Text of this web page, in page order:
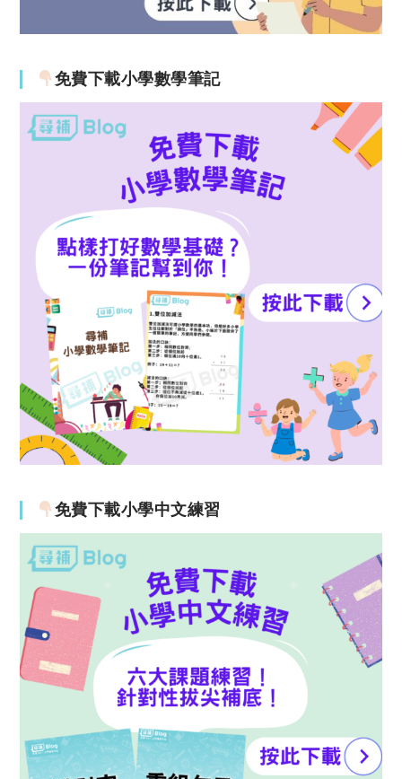
免費下載小學數學筆記
免費下載小學中文練習